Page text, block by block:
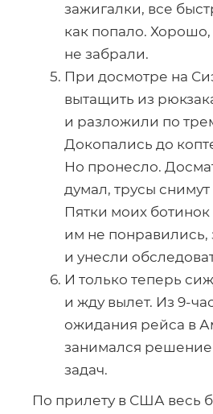
зажигалки, все
как попало.
не забрали.
При досмотре на
вытащить из
и разложили по
Докопались до
Но пронесло.
думал, трусы
Пятки моих ботинок
им не понравились,
и унесли
И только теперь
и жду вылет. Из 9-
ожидания рейса в
занимался
задач.
По прилету в США весь